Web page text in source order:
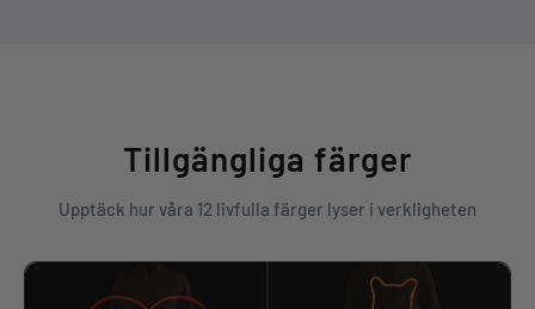
Tillgängliga färger
Upptäck hur våra 12 livfulla färger lyser i verkligheten